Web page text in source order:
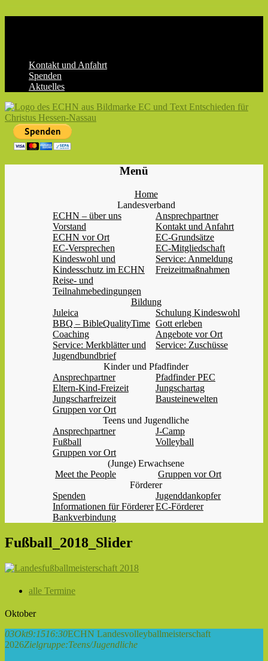
Kontakt und Anfahrt
Spenden
Aktuelles
ECHN
EC-
Menü
Home
Landesverband
ECHN – über uns
Ansprechpartner
Vorstand
Kontakt und Anfahrt
ECHN vor Ort
EC-Grundsätze
EC-Versprechen
EC-Mitgliedschaft
Kindeswohl und
Kindesschutz im ECHN
Service: Anmeldung
Freizeitmaßnahmen
Reise- und
Teilnahmebedingungen
Bildung
Juleica
Schulung Kindeswohl
BBQ – BibleQualityTime Gott erleben
Coaching
Angebote vor Ort
Service: Merkblätter und
Jugendbundbrief
Service: Zuschüsse
Kinder und Pfadfinder
Ansprechpartner
Pfadfinder PEC
Eltern-Kind-Freizeit
Jungschartag
Jungscharfreizeit
Bausteinewelten
Gruppen vor Ort
Teens und Jugendliche
Ansprechpartner
J-Camp
Fußball
Volleyball
Gruppen vor Ort
(Junge) Erwachsene
Meet the People
Gruppen vor Ort
Förderer
Spenden
Jugenddankopfer
Informationen für FördererEC-Förderer
Bankverbindung
Fußball_2018_Slider
alle Termine
Oktober
03Okt9:1516:30ECHN Landesvolleyballmeisterschaft
2026Zielgruppe:Teens/Jugendliche